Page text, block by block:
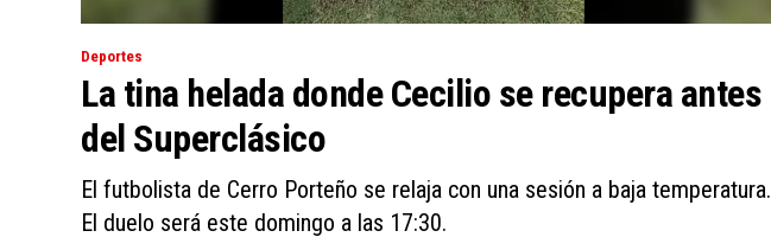
Deportes
La tina helada donde Cecilio se recupera antes
del Superclásico
El futbolista de Cerro Porteño se relaja con una sesión a baja temperatura.
El duelo será este domingo a las 17:30.